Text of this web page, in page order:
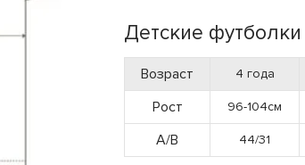
Детские футболки
Возраст 4 года
Рост 96-104см
А/В 44/31